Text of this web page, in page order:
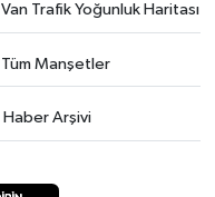
Van Trafik Yoğunluk Haritası
Tüm Manşetler
Haber Arşivi